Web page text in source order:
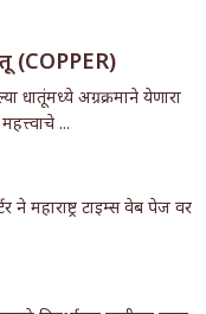
(COPPER)
धातूंमध्ये अग्रक्रमाने येणारा
...
ने महाराष्ट्र टाइम्स वेब पेज वर